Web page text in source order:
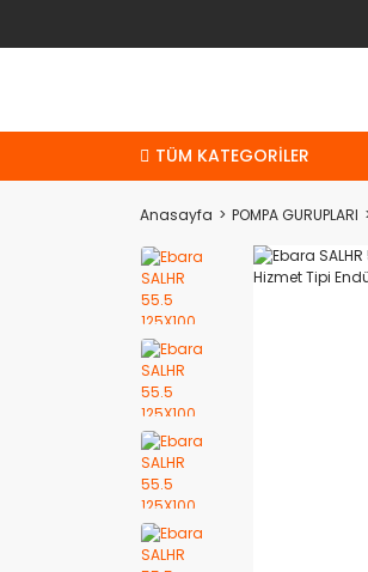
TÜM KATEGORİLER
Anasayfa POMPA GURUPLARI